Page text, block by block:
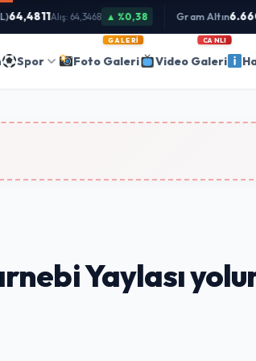
Alış: 64,3468 ▲ %0,38 Gram Altın
Spor Foto Galeri
GALERI
Video Galeri
CANLI
Yaylası